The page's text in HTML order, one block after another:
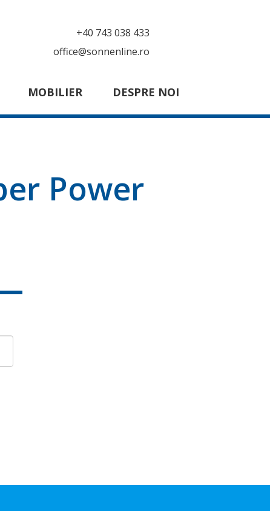
+40 743 038 433
office@sonnenline.ro
MOBILIER DESPRE NOI
Power